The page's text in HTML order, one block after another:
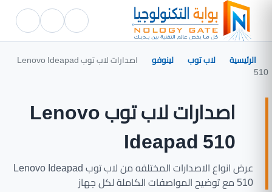
الرئيسية لاب توب لينوفو اصدارات لاب توب Lenovo Ideapad
510
اصدارات لاب توب Lenovo
Ideapad 510
عرض انواع الاصدارات المختلفه من لاب توب Lenovo Ideapad
510 مع توضيح المواصفات الكاملة لكل جهاز